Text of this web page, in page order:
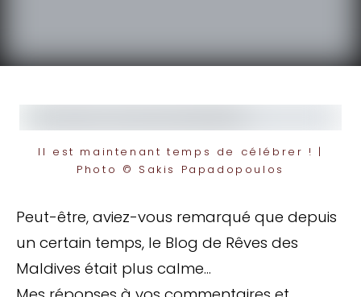
Il est maintenant temps de célébrer ! |
Photo © Sakis Papadopoulos
Peut-être, aviez-vous remarqué que depuis
un certain temps, le Blog de Rêves des
Maldives était plus calme…